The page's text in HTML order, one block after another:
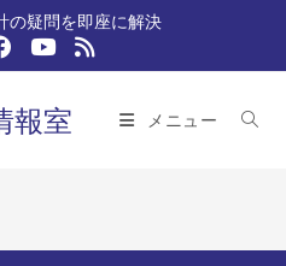
の疑問を即座に解決
報室 メニュー